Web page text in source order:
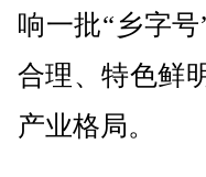
响一批“乡字
合理、特色鲜
产业格局。